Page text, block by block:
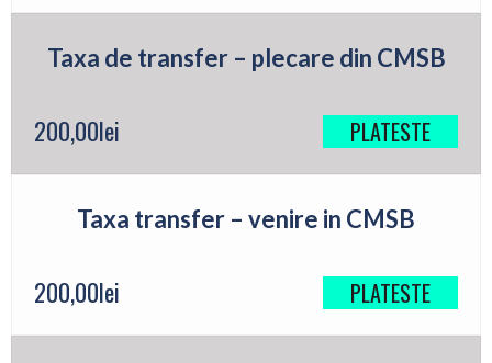
Taxa de transfer – plecare din CMSB
200,00lei PLATESTE
Taxa transfer – venire in CMSB
200,00lei PLATESTE